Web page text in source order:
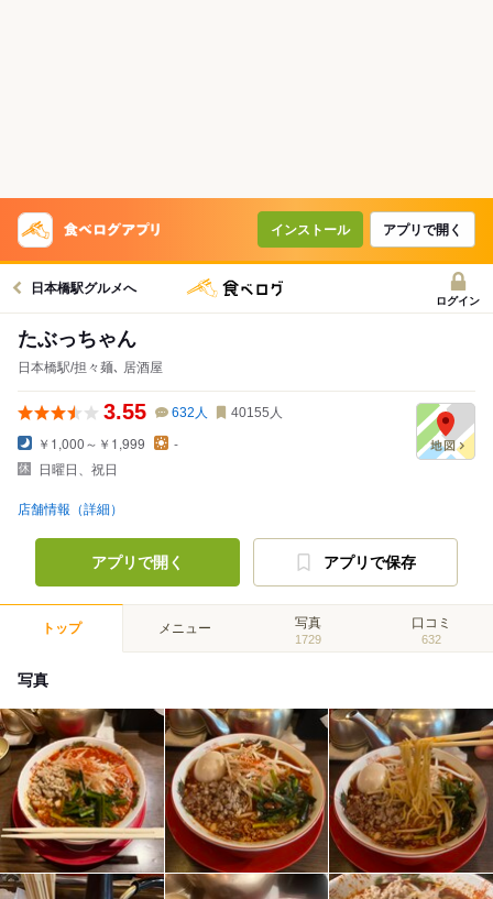
インストール アプリで開く
日本橋駅グルメへ
ログイン
たぶっちゃん
日本橋駅/担々麺､ 居酒屋
3.55 632 人 40155 人
￥1,000～￥1,999
-
日曜日、祝日
店舗情報（詳細）
アプリで開く アプリで保存
トップ メニュー 写真
1729
口コミ
632
写真